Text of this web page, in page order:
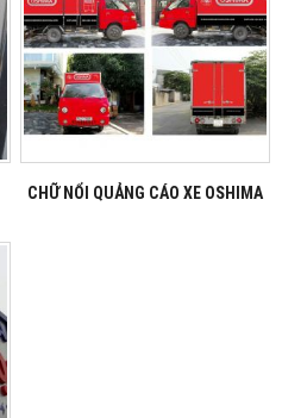
CHỮ NỔI QUẢNG CÁO XE OSHIMA